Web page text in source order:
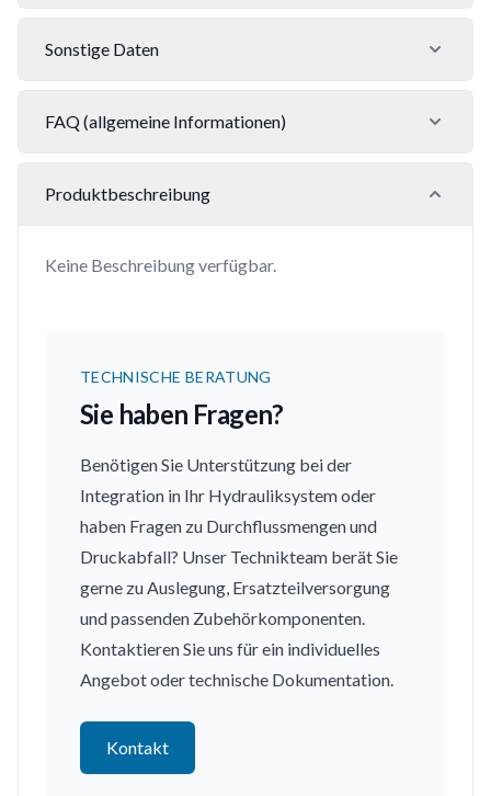
Sonstige Daten
FAQ (allgemeine Informationen)
Produktbeschreibung
Keine Beschreibung verfügbar.
TECHNISCHE BERATUNG
Sie haben Fragen?
Benötigen Sie Unterstützung bei der
Integration in Ihr Hydrauliksystem oder
haben Fragen zu Durchflussmengen und
Druckabfall? Unser Technikteam berät Sie
gerne zu Auslegung, Ersatzteilversorgung
und passenden Zubehörkomponenten.
Kontaktieren Sie uns für ein individuelles
Angebot oder technische Dokumentation.
Kontakt